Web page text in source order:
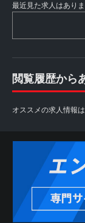
最近見た求人はありま
閲覧履歴から
オススメの求人情報